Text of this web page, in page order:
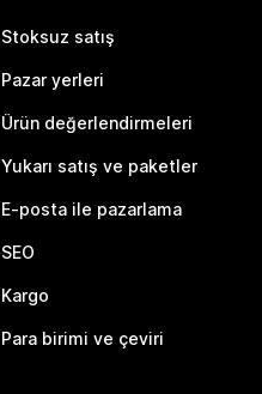
Stoksuz satış
Pazar yerleri
Ürün değerlendirmeleri
Yukarı satış ve paketler
E-posta ile pazarlama
SEO
Kargo
Para birimi ve çeviri